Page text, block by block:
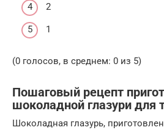
2
1
(0 голосов, в среднем: 0 из 5)
Пошаговый рецепт
шоколадной глазури для
Шоколадная глазурь,